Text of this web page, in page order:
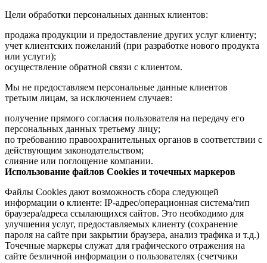
Цели обработки персональных данных клиентов:
продажа продукции и предоставление других услуг клиенту;
учет клиентских пожеланий (при разработке нового продукта
или услуги);
осуществление обратной связи с клиентом.
Мы не предоставляем персональные данные клиентов
третьим лицам, за исключением случаев:
получение прямого согласия пользователя на передачу его
персональных данных третьему лицу;
по требованию правоохранительных органов в соответствии с
действующим законодательством;
слияние или поглощение компании.
Использование файлов Cookies и точечных маркеров
Файлы Cookies дают возможность сбора следующей
информации о клиенте: IP-адрес/операционная система/тип
браузера/адреса ссылающихся сайтов. Это необходимо для
улучшения услуг, предоставляемых клиенту (сохранение
пароля на сайте при закрытии браузера, анализ трафика и т.д.)
Точечные маркеры служат для графического отражения на
сайте безличной информации о пользователях (счетчики